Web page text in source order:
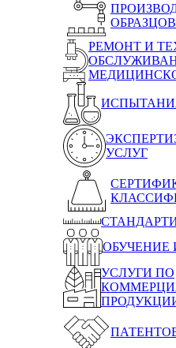
ОБРАЗЦОВ
РЕМОНТ И
УСЛУГ
ОБУЧЕНИЕ
УСЛУГИ ПО